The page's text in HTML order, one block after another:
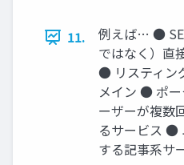
11.
例えば… ●
ではなく）直
● リスティン
メイン ● ポー
ーザーが複数
るサービス ●
する記事系サ